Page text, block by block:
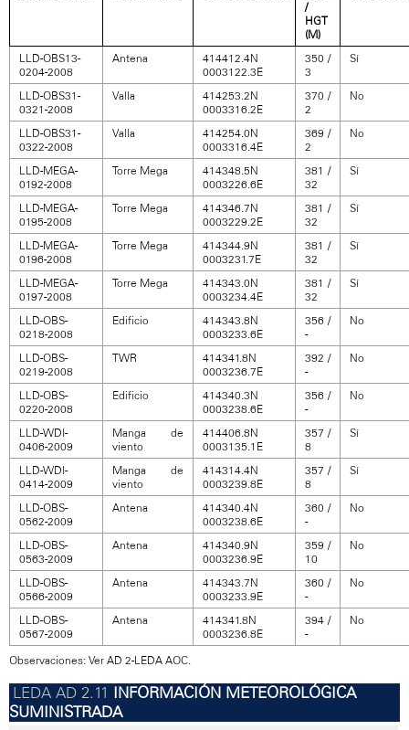
/
HGT
(M)
LLD-OBS13-
0204-2008
Antena
414412.4N
0003122.3E
350 /
3
Sí
LLD-OBS31-
0321-2008
Valla
414253.2N
0003316.2E
370 /
2
No
LLD-OBS31-
0322-2008
Valla
414254.0N
0003316.4E
369 /
2
No
LLD-MEGA-
0192-2008
Torre Mega
414348.5N
0003226.6E
381 /
32
Sí
LLD-MEGA-
0195-2008
Torre Mega
414346.7N
0003229.2E
381 /
32
Sí
LLD-MEGA-
0196-2008
Torre Mega
414344.9N
0003231.7E
381 /
32
Sí
LLD-MEGA-
0197-2008
Torre Mega
414343.0N
0003234.4E
381 /
32
Sí
LLD-OBS-
0218-2008
Edificio
414343.8N
0003233.6E
356 /
-
No
LLD-OBS-
0219-2008
TWR
414341.8N
0003236.7E
392 /
-
No
LLD-OBS-
0220-2008
Edificio
414340.3N
0003238.6E
356 /
-
No
LLD-WDI-
0406-2009
Manga de
viento
414406.8N
0003135.1E
357 /
8
Sí
LLD-WDI-
0414-2009
Manga de
viento
414314.4N
0003239.8E
357 /
8
Sí
LLD-OBS-
0562-2009
Antena
414340.4N
0003238.6E
360 /
-
No
LLD-OBS-
0563-2009
Antena
414340.9N
0003236.9E
359 /
10
No
LLD-OBS-
0566-2009
Antena
414343.7N
0003233.9E
360 /
-
No
LLD-OBS-
0567-2009
Antena
414341.8N
0003236.8E
394 /
-
No
Observaciones: Ver AD 2-LEDA AOC.
INFORMACIÓN METEOROLÓGICA
SUMINISTRADA